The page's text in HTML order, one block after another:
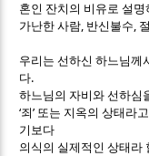
혼인 잔치의 비유로 설
가난한 사람, 반신불수,
우리는 선하신 하느님께
다.
하느님의 자비와 선하심
‘죄’ 또는 지옥의 상태라
기보다
의식의 실제적인 상태라